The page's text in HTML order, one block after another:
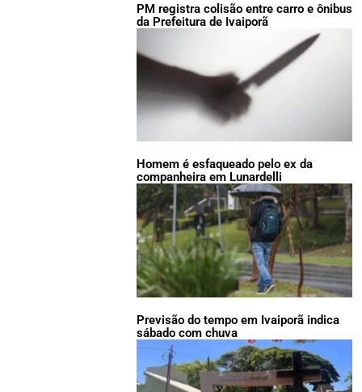
PM registra colisão entre carro e ônibus
da Prefeitura de Ivaiporã
Homem é esfaqueado pelo ex da
companheira em Lunardelli
Previsão do tempo em Ivaiporã indica
sábado com chuva